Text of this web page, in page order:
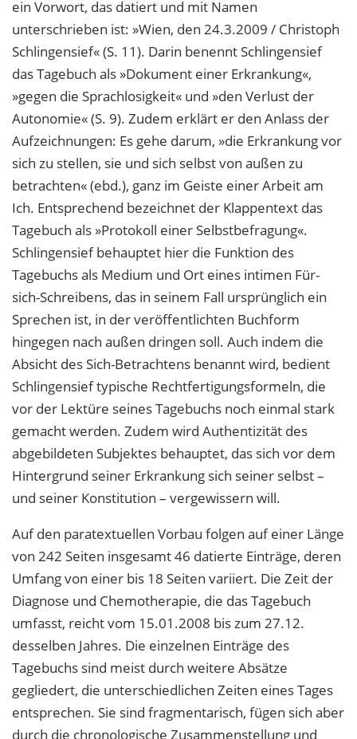
ein Vorwort, das datiert und mit Namen
unterschrieben ist: »Wien, den 24.3.2009 / Christoph
Schlingensief« (S. 11). Darin benennt Schlingensief
das Tagebuch als »Dokument einer Erkrankung«,
»gegen die Sprachlosigkeit« und »den Verlust der
Autonomie« (S. 9). Zudem erklärt er den Anlass der
Aufzeichnungen: Es gehe darum, »die Erkrankung vor
sich zu stellen, sie und sich selbst von außen zu
betrachten« (ebd.), ganz im Geiste einer Arbeit am
Ich. Entsprechend bezeichnet der Klappentext das
Tagebuch als »Protokoll einer Selbstbefragung«.
Schlingensief behauptet hier die Funktion des
Tagebuchs als Medium und Ort eines intimen Für-
sich-Schreibens, das in seinem Fall ursprünglich ein
Sprechen ist, in der veröffentlichten Buchform
hingegen nach außen dringen soll. Auch indem die
Absicht des Sich-Betrachtens benannt wird, bedient
Schlingensief typische Rechtfertigungsformeln, die
vor der Lektüre seines Tagebuchs noch einmal stark
gemacht werden. Zudem wird Authentizität des
abgebildeten Subjektes behauptet, das sich vor dem
Hintergrund seiner Erkrankung sich seiner selbst –
und seiner Konstitution – vergewissern will.
Auf den paratextuellen Vorbau folgen auf einer Länge
von 242 Seiten insgesamt 46 datierte Einträge, deren
Umfang von einer bis 18 Seiten variiert. Die Zeit der
Diagnose und Chemotherapie, die das Tagebuch
umfasst, reicht vom 15.01.2008 bis zum 27.12.
desselben Jahres. Die einzelnen Einträge des
Tagebuchs sind meist durch weitere Absätze
gegliedert, die unterschiedlichen Zeiten eines Tages
entsprechen. Sie sind fragmentarisch, fügen sich aber
durch die chronologische Zusammenstellung und